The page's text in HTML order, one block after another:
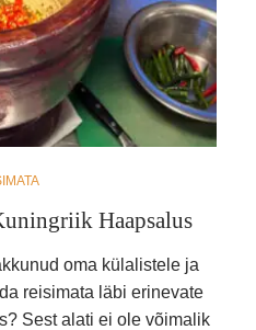
Haapsalus
oma külalistele ja
reisimata läbi erinevate
Sest alati ei ole võimalik